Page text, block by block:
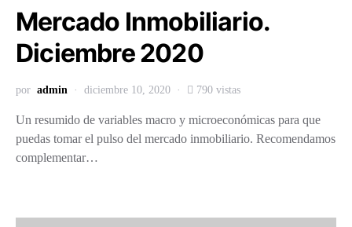
Mercado Inmobiliario.
Diciembre 2020
por admin diciembre 10, 2020 790 vistas
Un resumido de variables macro y microeconómicas para que
puedas tomar el pulso del mercado inmobiliario. Recomendamos
complementar…